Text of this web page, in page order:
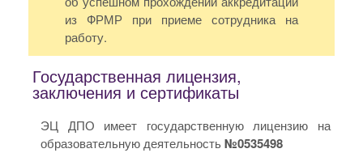
из ФРМР при приеме сотрудника на
работу.
Государственная лицензия,
заключения и сертификаты
ЭЦ ДПО имеет государственную лицензию на
образовательную деятельность№0535498